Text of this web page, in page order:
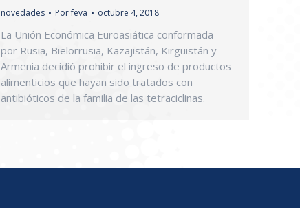
novedades Porfeva octubre 4, 2018
La Unión Económica Euroasiática conformada
por Rusia, Bielorrusia, Kazajistán, Kirguistán y
Armenia decidió prohibir el ingreso de productos
alimenticios que hayan sido tratados con
antibióticos de la familia de las tetraciclinas.